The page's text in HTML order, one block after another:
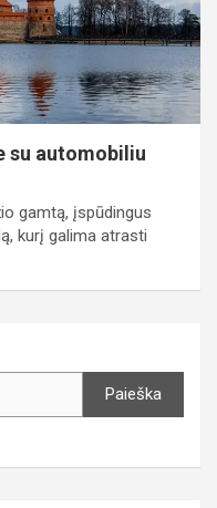
su automobiliu
gamtą, įspūdingus
kurį galima atrasti
Paieška